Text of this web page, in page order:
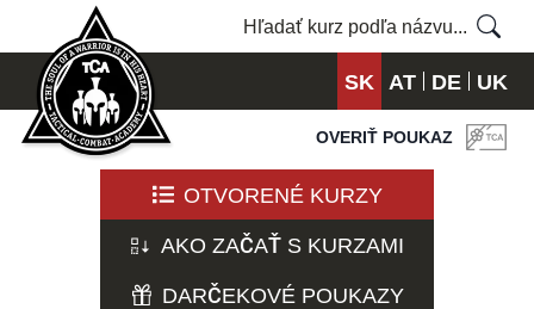
SK AT DE UK
OVERIŤ POUKAZ
OTVORENÉ KURZY
AKO ZAČAŤ S KURZAMI
DARČEKOVÉ POUKAZY